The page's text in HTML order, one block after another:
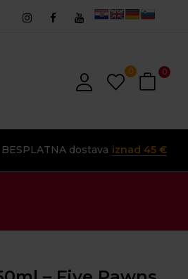
0 0
BESPLATNA dostava iznad 45 €